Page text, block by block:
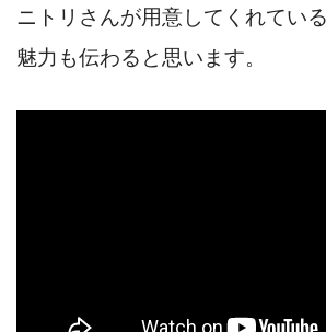
ニトリさんが用意してくれてい
魅力も伝わると思います。